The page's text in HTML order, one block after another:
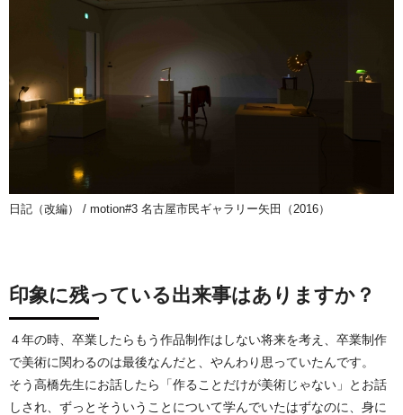
日記（改編） / motion#3 名古屋市民ギャラリー矢田（2016）
印象に残っている出来事はありますか？
４年の時、卒業したらもう作品制作はしない将来を考え、卒業制作
で美術に関わるのは最後なんだと、やんわり思っていたんです。
そう高橋先生にお話したら「作ることだけが美術じゃない」とお話
しされ、ずっとそういうことについて学んでいたはずなのに、身に